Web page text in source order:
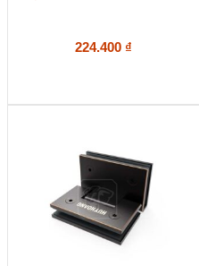
224.400 ₫